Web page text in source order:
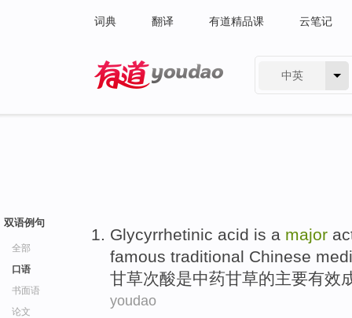
词典 翻译 有道精品课 云笔记
中英
双语例句
全部
口语
书面语
论文
Glycyrrhetinic acid is a major
famous traditional Chinese
甘草次酸是中药甘草的主要有效
youdao